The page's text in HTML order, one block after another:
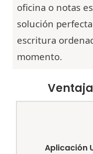
oficina o notas
solución
escritura
momento.
Aplicación